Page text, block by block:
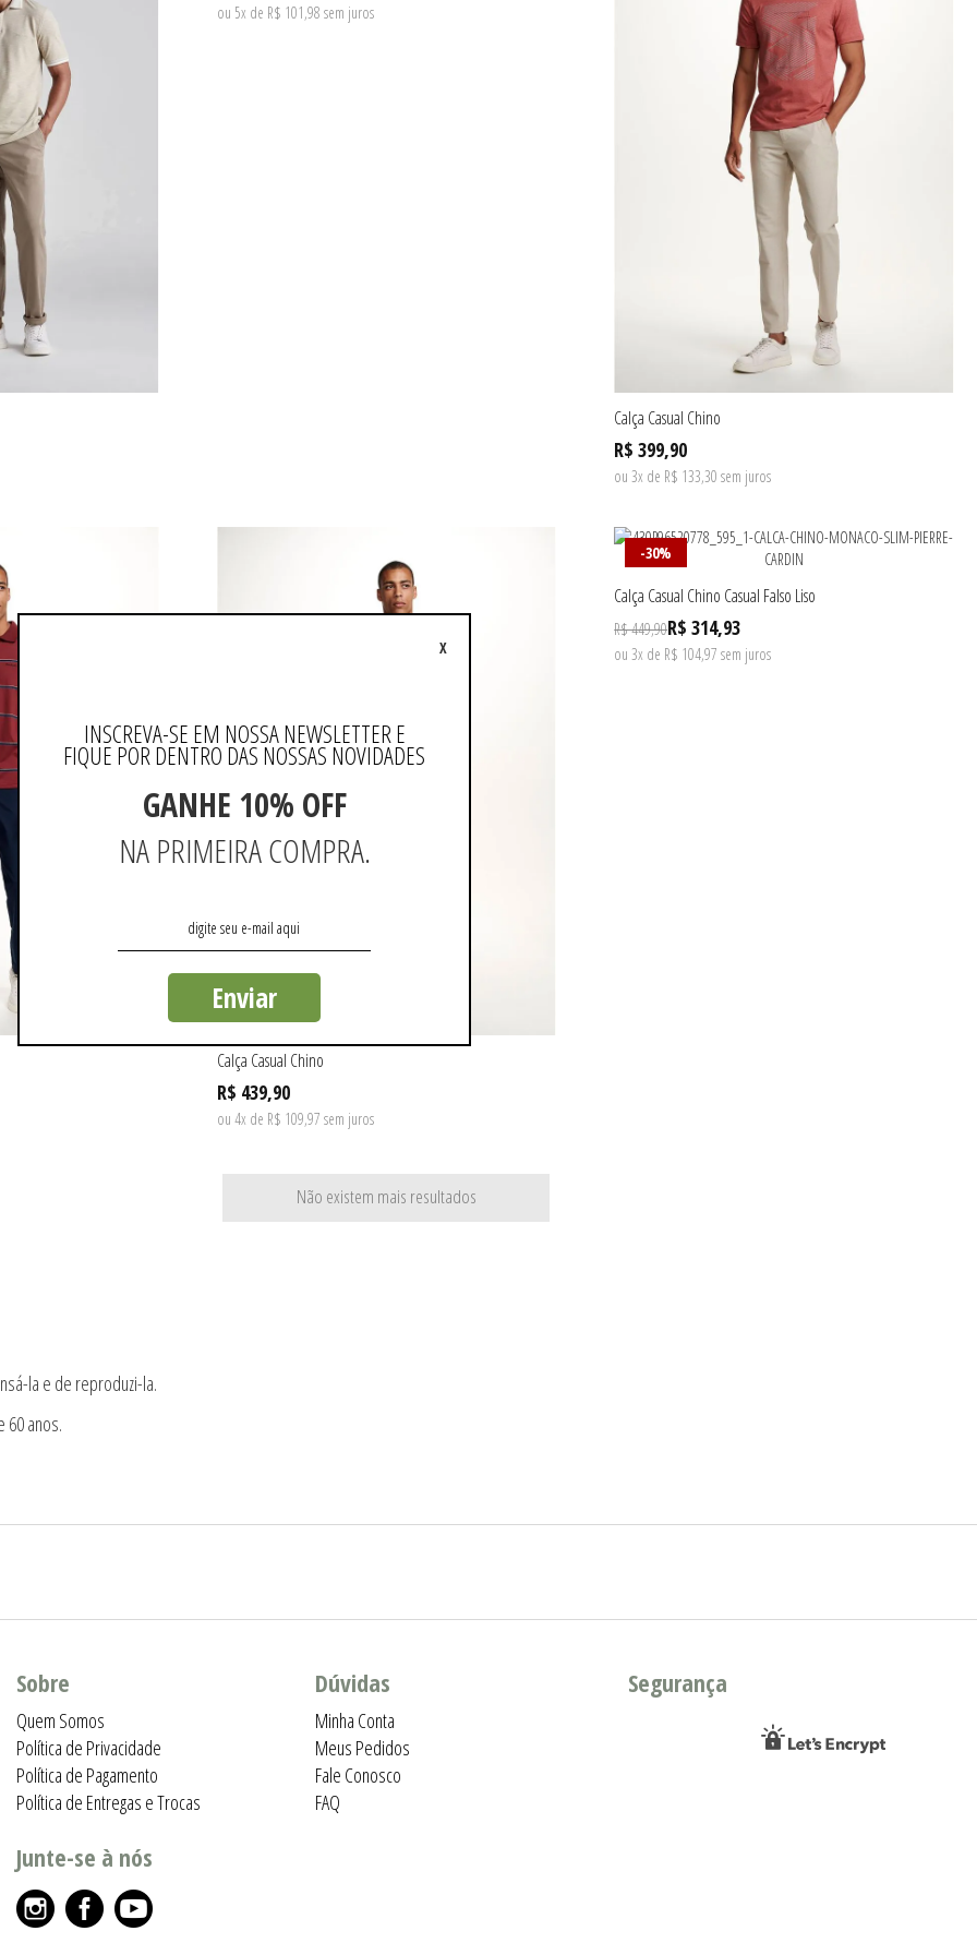
ou 5x de R$ 101,98 sem juros
Calça Casual Chino
R$ 399,90
ou 3x de R$ 133,30 sem juros
Calça Casual Chino
R$ 439,90
ou 4x de R$ 109,97 sem juros
-30%
Calça Casual Chino Casual Falso Liso
R$ 449,90R$ 314,93
ou 3x de R$ 104,97 sem juros
Não existem mais resultados
la e de reproduzi-la.
60 anos.
Sobre
Quem Somos
Política de Privacidade
Política de Pagamento
Política de Entregas e Trocas
Junte-se à nós
Dúvidas
Minha Conta
Meus Pedidos
Fale Conosco
FAQ
Segurança
INSCREVA-SE EM NOSSA NEWSLETTER E
FIQUE POR DENTRO DAS NOSSAS NOVIDADES
GANHE 10% OFF
NA PRIMEIRA COMPRA.
Enviar
X